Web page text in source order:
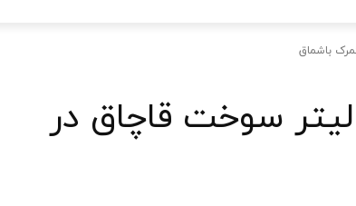
از ۵۰هزار لیتر سوخت قاچاق در